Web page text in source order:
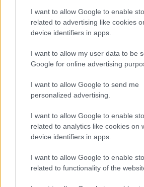
I want to allow Google to enable
related to advertising like cookies
device identifiers in apps.
I want to allow my user data to be
Google for online advertising
I want to allow Google to send me
personalized advertising.
I want to allow Google to enable
related to analytics like cookies on
device identifiers in apps.
I want to allow Google to enable
related to functionality of the
trojka
a Grenpeace, meg mindenféle
Még most sem vették észre, hogy
annyi itt, mit a bolhacsipés az
viktor fél évre az EU királyának
gyorsan meg is hirdette a
aki járja ezt a gyönyöru országot,
év és bele fog fulladni a
ukázra bezártak egy csomo
illegális szemétkupacok már
melett, erdökben, vizek partján,